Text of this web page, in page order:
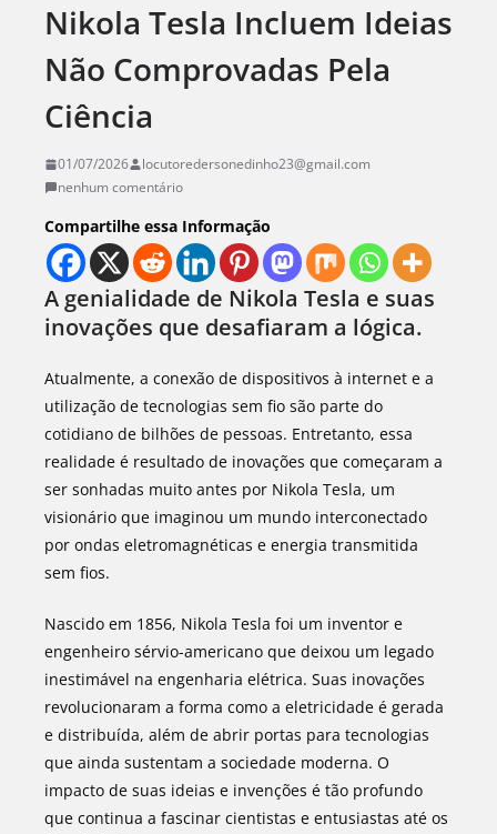
Nikola Tesla Incluem Ideias
Não Comprovadas Pela
Ciência
01/07/2026
locutoredersonedinho23@gmail.com
nenhum comentário
Compartilhe essa Informação
A genialidade de Nikola Tesla e suas
inovações que desafiaram a lógica.
Atualmente, a conexão de dispositivos à internet e a
utilização de tecnologias sem fio são parte do
cotidiano de bilhões de pessoas. Entretanto, essa
realidade é resultado de inovações que começaram a
ser sonhadas muito antes por Nikola Tesla, um
visionário que imaginou um mundo interconectado
por ondas eletromagnéticas e energia transmitida
sem fios.
Nascido em 1856, Nikola Tesla foi um inventor e
engenheiro sérvio-americano que deixou um legado
inestimável na engenharia elétrica. Suas inovações
revolucionaram a forma como a eletricidade é gerada
e distribuída, além de abrir portas para tecnologias
que ainda sustentam a sociedade moderna. O
impacto de suas ideias e invenções é tão profundo
que continua a fascinar cientistas e entusiastas até os